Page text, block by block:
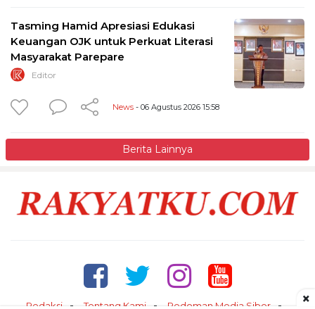
Tasming Hamid Apresiasi Edukasi
Keuangan OJK untuk Perkuat Literasi
Masyarakat Parepare
Editor
News - 06 Agustus 2026 15:58
Berita Lainnya
Redaksi Tentang Kami Pedoman Media Siber ×